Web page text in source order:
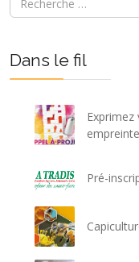
Dans le fil
Pré-